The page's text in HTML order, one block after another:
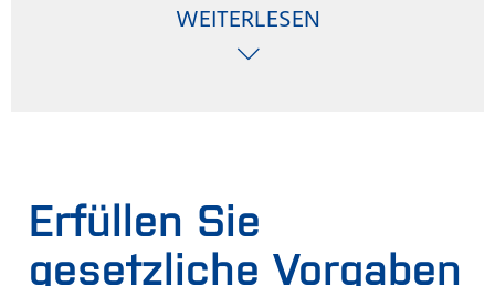
Vom Tischgerät zu Inline
Ein Nah-Infrarotgerät im Labor des Betriebs kann gute
Angaben zum Protein in gerenderten Produkten
Celsius heiß. Sie müssen für die Prüfung auf mindestens
37 Grad Celsius heruntergekühlt werden.
Mit einer Inline NIR-Analyse wie dem ProFoss System
WEITERLESEN
Erfüllen Sie
gesetzliche Vorgaben